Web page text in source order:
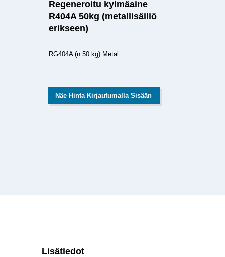
Regeneroitu kylmäaine
R404A 50kg (metallisäiliö
erikseen)
RG404A (n.50 kg) Metal
Näe Hinta Kirjautumalla Sisään
Lisätiedot